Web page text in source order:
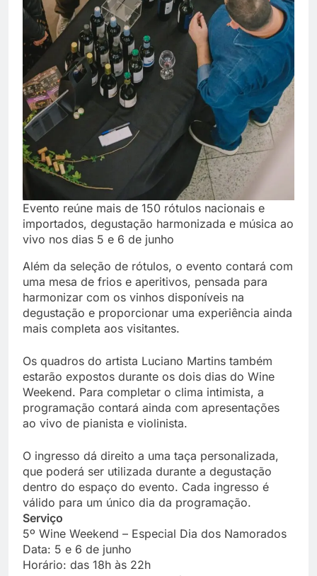
Evento reúne mais de 150 rótulos nacionais e
importados, degustação harmonizada e música ao
vivo nos dias 5 e 6 de junho
Além da seleção de rótulos, o evento contará com
uma mesa de frios e aperitivos, pensada para
harmonizar com os vinhos disponíveis na
degustação e proporcionar uma experiência ainda
mais completa aos visitantes.
Os quadros do artista Luciano Martins também
estarão expostos durante os dois dias do Wine
Weekend. Para completar o clima intimista, a
programação contará ainda com apresentações
ao vivo de pianista e violinista.
O ingresso dá direito a uma taça personalizada,
que poderá ser utilizada durante a degustação
dentro do espaço do evento. Cada ingresso é
válido para um único dia da programação.
Serviço
5º Wine Weekend – Especial Dia dos Namorados
Data: 5 e 6 de junho
Horário: das 18h às 22h